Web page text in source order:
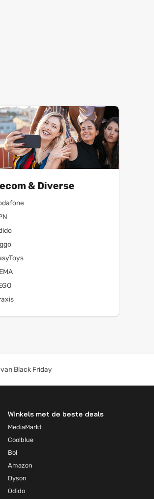
& Diverse
Black Friday
Winkels met de beste deals
MediaMarkt
Coolblue
Bol
Amazon
Dyson
Odido